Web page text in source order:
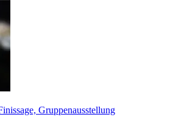
Gruppenausstellung